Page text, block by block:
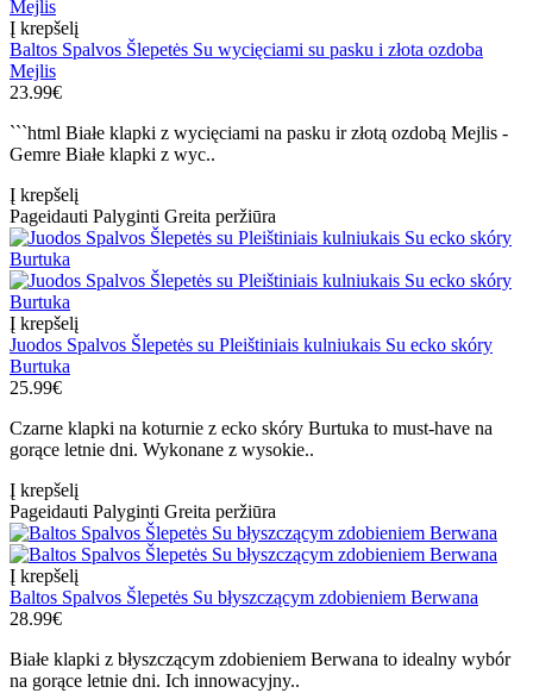
Į krepšelį
Baltos Spalvos Šlepetės Su wycięciami su pasku i złota ozdoba
Mejlis
23.99€
```html Białe klapki z wycięciami na pasku ir złotą ozdobą Mejlis -
Gemre Białe klapki z wyc..
Į krepšelį
Pageidauti Palyginti Greita peržiūra
Į krepšelį
Juodos Spalvos Šlepetės su Pleištiniais kulniukais Su ecko skóry
Burtuka
25.99€
Czarne klapki na koturnie z ecko skóry Burtuka to must-have na
gorące letnie dni. Wykonane z wysokie..
Į krepšelį
Pageidauti Palyginti Greita peržiūra
Į krepšelį
Baltos Spalvos Šlepetės Su błyszczącym zdobieniem Berwana
28.99€
Białe klapki z błyszczącym zdobieniem Berwana to idealny wybór
na gorące letnie dni. Ich innowacyjny..